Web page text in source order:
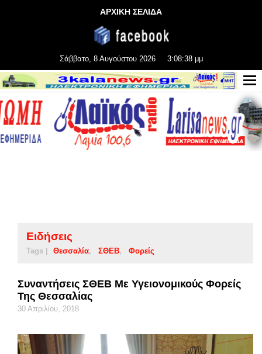
ΑΡΧΙΚΗ ΣΕΛΙΔΑ
Σάββατο, 8 Αυγούστου 2026 3:08:38 μμ
Ειδήσεις
Tags | Θεσσαλία ΣΘΕΒ Φορείς
Συναντήσεις ΣΘΕΒ Με Υγειονομικούς Φορείς
Της Θεσσαλίας
30 Απριλίου, 2018